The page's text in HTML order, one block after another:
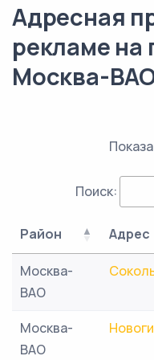
Адресная
рекламе на
Москва-
Поиск:
Район Адрес
Москва-
ВАО
Москва-
ВАО